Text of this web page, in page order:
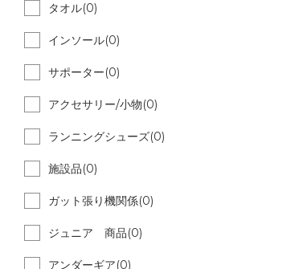
タオル(0)
インソール(0)
サポーター(0)
アクセサリー/小物(0)
ランニングシューズ(0)
施設品(0)
ガット張り機関係(0)
ジュニア 商品(0)
アンダーギア(0)